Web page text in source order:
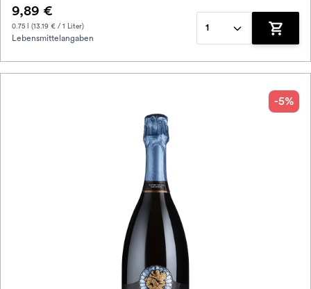
9,89 €
0.75 l (13.19 € / 1 Liter)
Lebensmittelangaben
1
Zum
-5%